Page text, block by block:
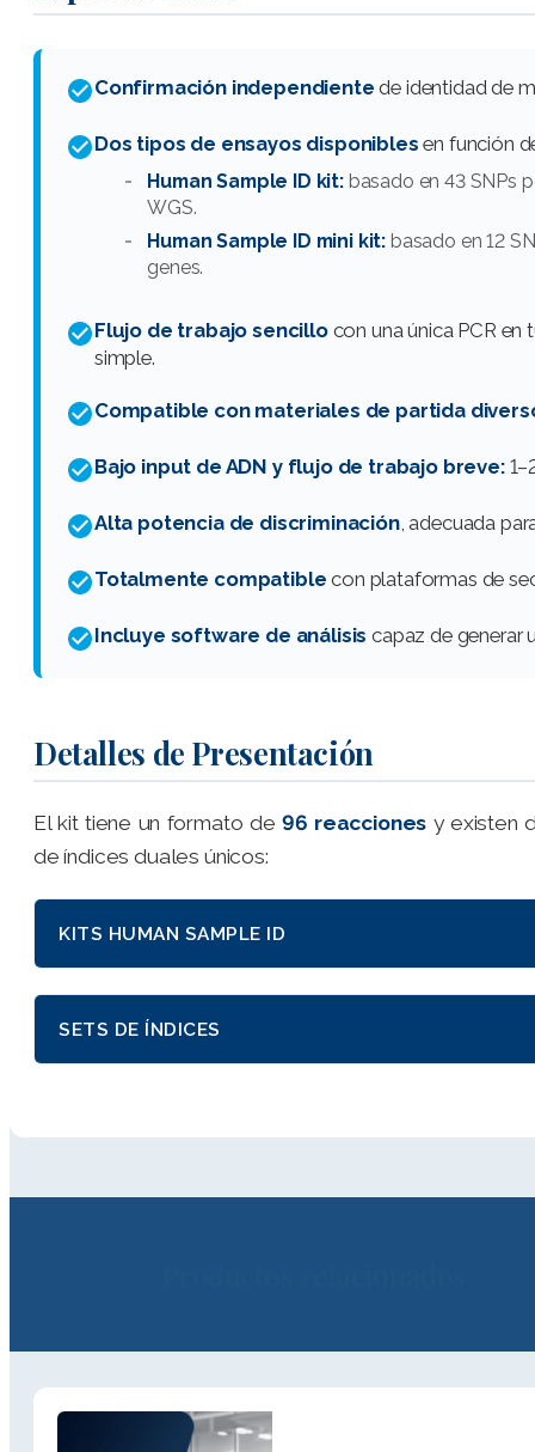
Confirmación independiente de identidad de
Dos tipos de ensayos disponibles en función
Human Sample ID kit:basado en 43 SNPs
WGS.
Human Sample ID mini kit: basado en 12
genes.
Flujo de trabajo sencillocon una única PCR en
simple.
Compatible con materiales de partida
Bajo input de ADN y flujo de trabajo breve:
Alta potencia de discriminación, adecuada
Totalmente compatible con plataformas de
Incluye software de análisis capaz de generar
Detalles de Presentación
El kit tiene un formato de 96 reacciones y existen
de índices duales únicos:
KITS HUMAN SAMPLE ID
SETS DE ÍNDICES